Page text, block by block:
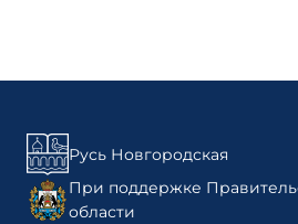
Русь Новгородская
При поддержке
области